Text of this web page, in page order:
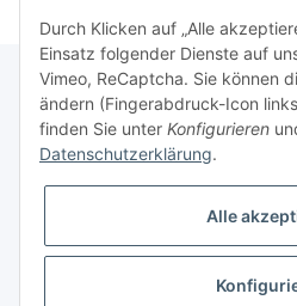
Informationen
Galerie
Durch Klicken auf „Alle
Einsatz folgender Dienste auf
Vimeo, ReCaptcha. Sie können
ändern (Fingerabdruck-Icon
finden Sie unter Konfigurieren
Datenschutzerklärung.
Alle